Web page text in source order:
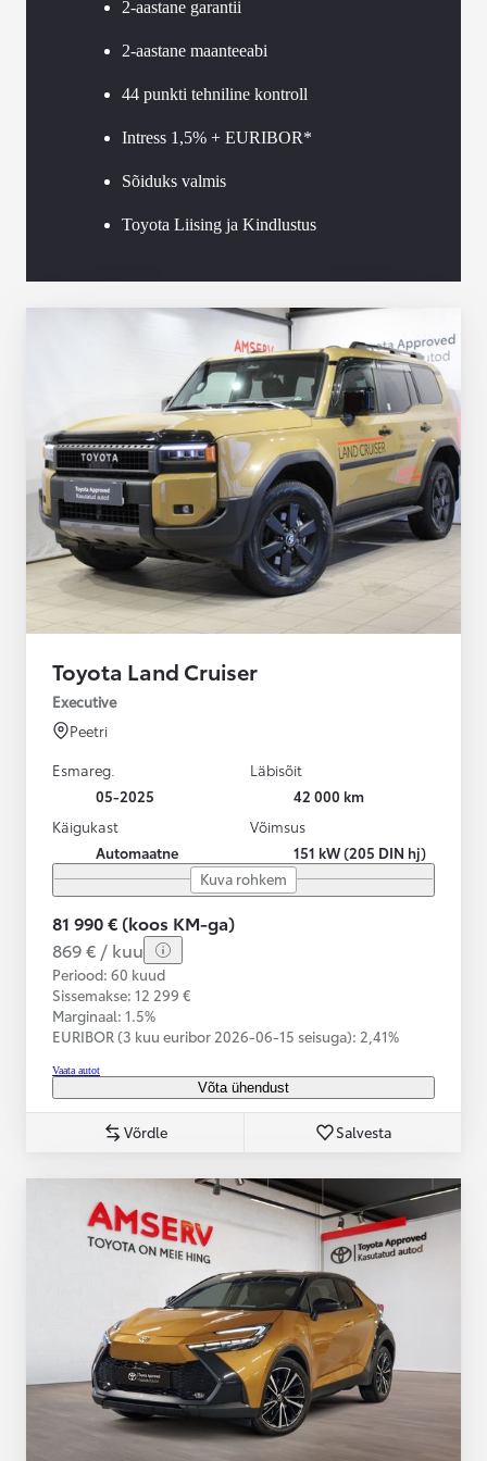
2-aastane garantii
2-aastane maanteeabi
44 punkti tehniline kontroll
Intress 1,5% + EURIBOR*
Sõiduks valmis
Toyota Liising ja Kindlustus
Toyota Land Cruiser
Executive
Peetri
Esmareg.
05-2025
Läbisõit
42 000 km
Käigukast
Automaatne
Võimsus
151 kW (205 DIN hj)
Kuva rohkem
81 990 € (koos KM-ga)
869 € / kuu
Periood: 60 kuud
Sissemakse: 12 299 €
Marginaal: 1.5%
EURIBOR (3 kuu euribor 2026-06-15 seisuga): 2,41%
Vaata autot
Võta ühendust
Võrdle Salvesta